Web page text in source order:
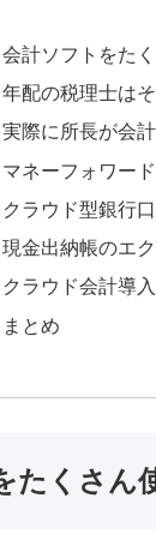
会計ソフトをた
年配の税理士は
実際に所長が会
マネーフォワー
クラウド型銀行
現金出納帳のエ
クラウド会計導
まとめ
たくさん